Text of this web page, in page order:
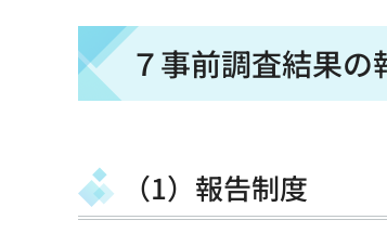
７事前調査結果の
（1）報告制度